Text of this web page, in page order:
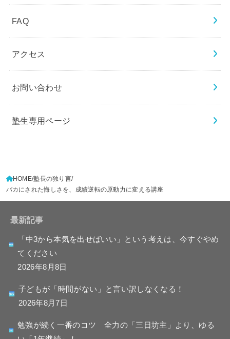
FAQ
アクセス
お問い合わせ
塾生専用ページ
HOME 塾長の独り言
バカにされた悔しさを、成績逆転の原動力に変える講座
最新記事
「中3から本気を出せばいい」という考えは、今すぐやめ
てください
2026年8月8日
子どもが「時間がない」と言い訳しなくなる！
2026年8月7日
勉強が続く一番のコツ 全力の「三日坊主」より、ゆる